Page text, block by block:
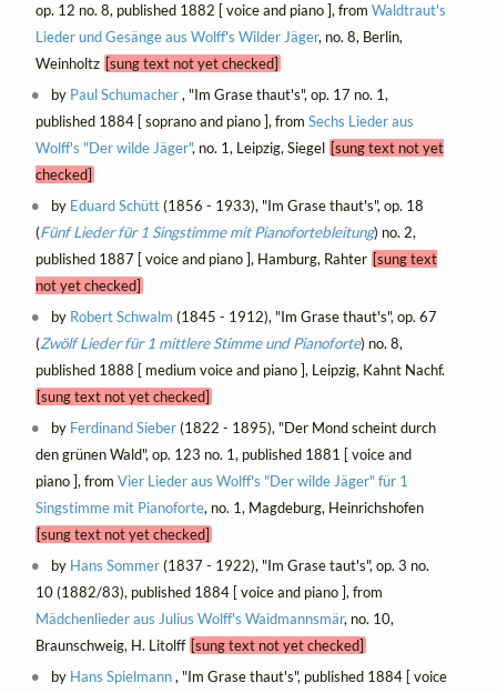
op. 12 no. 8, published 1882 [ voice and piano ], from Waldtraut's
Lieder und Gesänge aus Wolff's Wilder Jäger, no. 8, Berlin,
Weinholtz [sung text not yet checked]
by Paul Schumacher, "Im Grase thaut's", op. 17 no. 1,
published 1884 [ soprano and piano ], from Sechs Lieder aus
Wolff's "Der wilde Jäger", no. 1, Leipzig, Siegel [sung text not yet
checked]
by Eduard Schütt(1856 - 1933), "Im Grase thaut's", op. 18
(Fünf Lieder für 1 Singstimme mit Pianofortebleitung) no. 2,
published 1887 [ voice and piano ], Hamburg, Rahter [sung text
not yet checked]
by Robert Schwalm (1845 - 1912), "Im Grase thaut's", op. 67
(Zwölf Lieder für 1 mittlere Stimme und Pianoforte) no. 8,
published 1888 [ medium voice and piano ], Leipzig, Kahnt Nachf.
[sung text not yet checked]
by Ferdinand Sieber(1822 - 1895), "Der Mond scheint durch
den grünen Wald", op. 123 no. 1, published 1881 [ voice and
piano ], from Vier Lieder aus Wolff's "Der wilde Jäger" für 1
Singstimme mit Pianoforte, no. 1, Magdeburg, Heinrichshofen
[sung text not yet checked]
by Hans Sommer(1837 - 1922), "Im Grase taut's", op. 3 no.
10 (1882/83), published 1884 [ voice and piano ], from
Mädchenlieder aus Julius Wolff's Waidmannsmär, no. 10,
Braunschweig, H. Litolff [sung text not yet checked]
by Hans Spielmann, "Im Grase thaut's", published 1884 [ voice